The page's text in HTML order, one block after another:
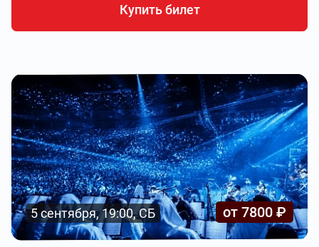
Купить билет
5 сентября, 19:00, СБ от 7800 ₽